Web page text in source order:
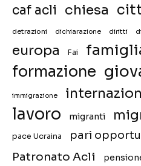
caf acli chiesa
detrazioni dichiarazione diritti
europa Fai
formazione
immigrazione
lavoro migranti
pace Ucraina pari
Patronato Acli